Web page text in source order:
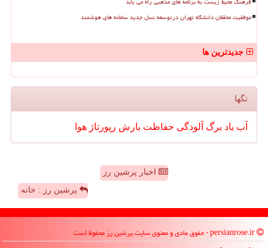
موفقیت محققان دانشگاه تهران درتوسعه نسل جدید سامانه های هوشمند
جدیدترین ها
تگها
آب باد برگ آلودگی حفاظت بارش رپورتاژ هوا
اخبار پرشین رز
پرشین رز : خانه